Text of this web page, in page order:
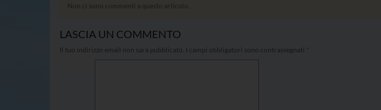
Non ci sono commenti a questo articolo.
LASCIA UN COMMENTO
Il tuo indirizzo email non sarà pubblicato. I campi obbligatori sono contrassegnati *